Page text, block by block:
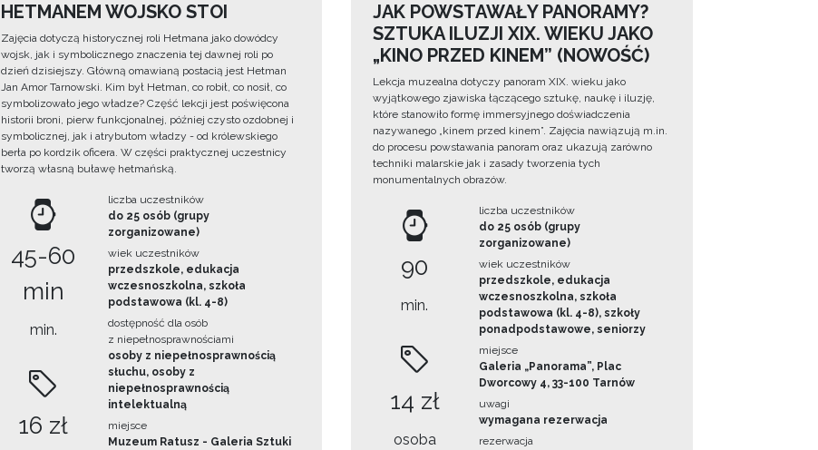
HETMANEM WOJSKO STOI
Zajęcia dotyczą historycznej roli Hetmana jako dowódcy
wojsk, jak i symbolicznego znaczenia tej dawnej roli po
dzień dzisiejszy. Główną omawianą postacią jest Hetman
Jan Amor Tarnowski. Kim był Hetman, co robił, co nosił, co
symbolizowało jego władze? Część lekcji jest poświęcona
historii broni, pierw funkcjonalnej, później czysto ozdobnej i
symbolicznej, jak i atrybutom władzy - od królewskiego
berła po kordzik oficera. W części praktycznej uczestnicy
tworzą własną buławę hetmańską.
45-60
min
min.
16 zł
liczba uczestników
do 25 osób (grupy
zorganizowane)
wiek uczestników
przedszkole, edukacja
wczesnoszkolna, szkoła
podstawowa (kl. 4-8)
dostępność dla osób
z niepełnosprawnościami
osoby z niepełnosprawnością
słuchu, osoby z
niepełnosprawnością
intelektualną
miejsce
Muzeum Ratusz - Galeria Sztuki
JAK POWSTAWAŁY PANORAMY?
SZTUKA ILUZJI XIX. WIEKU JAKO
„KINO PRZED KINEM” (NOWOŚĆ)
Lekcja muzealna dotyczy panoram XIX. wieku jako
wyjątkowego zjawiska łączącego sztukę, naukę i iluzję,
które stanowiło formę immersyjnego doświadczenia
nazywanego „kinem przed kinem”. Zajęcia nawiązują m.in.
do procesu powstawania panoram oraz ukazują zarówno
techniki malarskie jak i zasady tworzenia tych
monumentalnych obrazów.
90
min.
14 zł
osoba
liczba uczestników
do 25 osób (grupy
zorganizowane)
wiek uczestników
przedszkole, edukacja
wczesnoszkolna, szkoła
podstawowa (kl. 4-8), szkoły
ponadpodstawowe, seniorzy
miejsce
Galeria „Panorama”, Plac
Dworcowy 4, 33-100 Tarnów
uwagi
wymagana rezerwacja
rezerwacja